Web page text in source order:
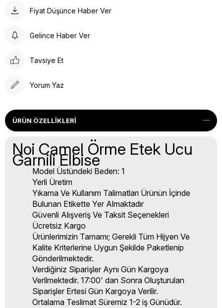
Fiyat Düşünce Haber Ver
Gelince Haber Ver
Tavsiye Et
Yorum Yaz
ÜRÜN ÖZELLIKLERI
Noi Camel Örme Etek Ucu
Garnili Elbise
Model Üstündeki Beden: 1
Yerli Üretim
Yıkama Ve Kullanım Talimatları Ürünün İçinde
Bulunan Etikette Yer Almaktadır
Güvenli Alışveriş Ve Taksit Seçenekleri
Ücretsiz Kargo
Ürünlerimizin Tamamı; Gerekli Tüm Hijyen Ve
Kalite Kriterlerine Uygun Şekilde Paketlenip
Gönderilmektedir.
Verdiğiniz Siparişler Aynı Gün Kargoya
Verilmektedir. 17:00' dan Sonra Oluşturulan
Siparişler Ertesi Gün Kargoya Verilir.
Ortalama Teslimat Süremiz 1-2 iş Günüdür.